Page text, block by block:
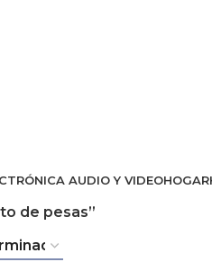
AUDIO Y VIDEOHOGAR
de pesas”